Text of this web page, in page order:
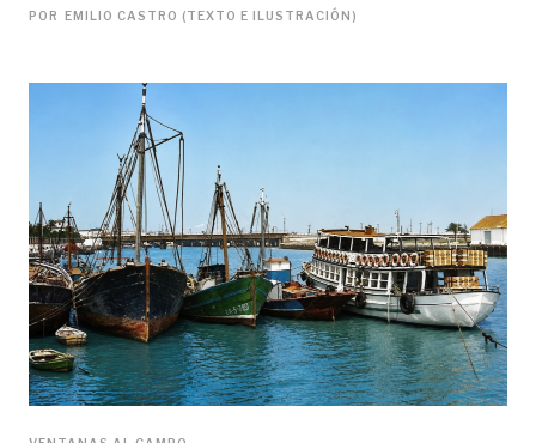
POR EMILIO CASTRO (TEXTO E ILUSTRACIÓN)